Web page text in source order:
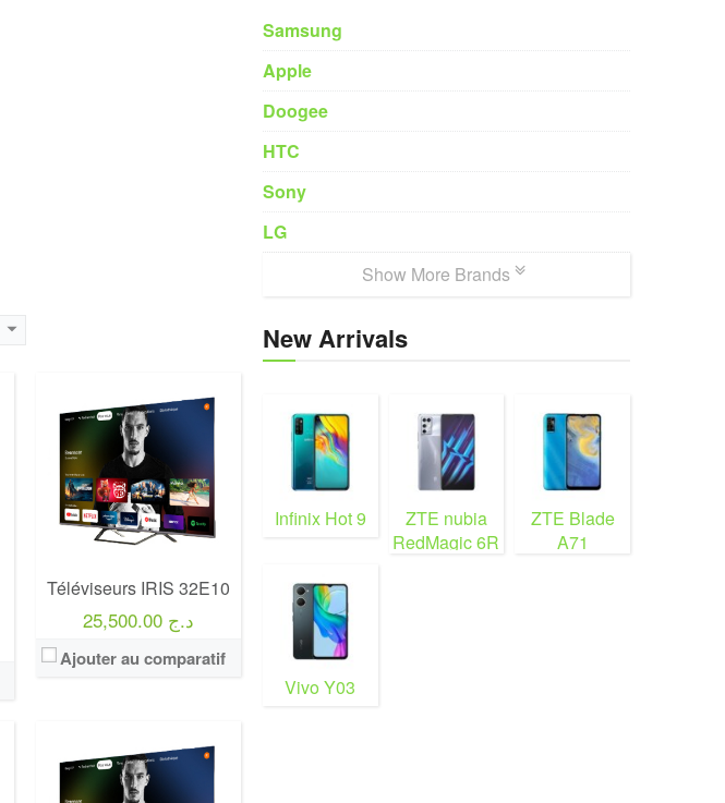
Téléviseurs IRIS 32E10
25,500.00 د.ج
Ajouter au comparatif
Marque:
LG
Prix:
75000
Définition:UHD TV
View Details →
Marque:LG
Prix:75000
Samsung
Apple
Doogee
HTC
Sony
LG
Show More Brands
New Arrivals
Infinix Hot 9
ZTE nubia
RedMagic 6R
ZTE Blade
A71
Vivo Y03